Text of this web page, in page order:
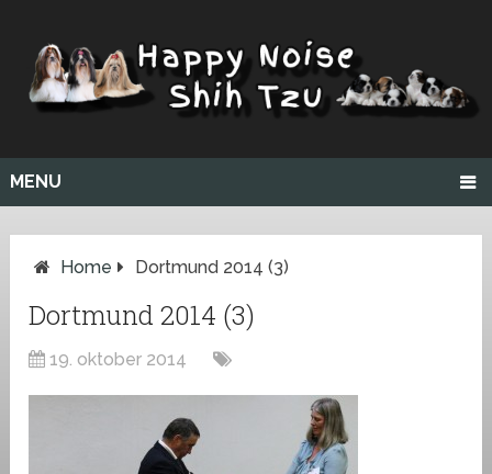
MENU
Home Dortmund 2014 (3)
Dortmund 2014 (3)
19. oktober 2014